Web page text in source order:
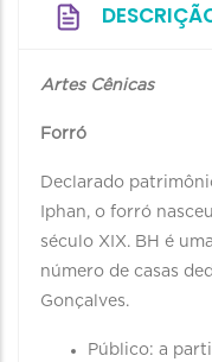
Artes Cênicas
Forró
Declarado
Iphan, o forró
século XIX. BH é
número de casas
Gonçalves.
Público: a